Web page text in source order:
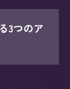
3つのア